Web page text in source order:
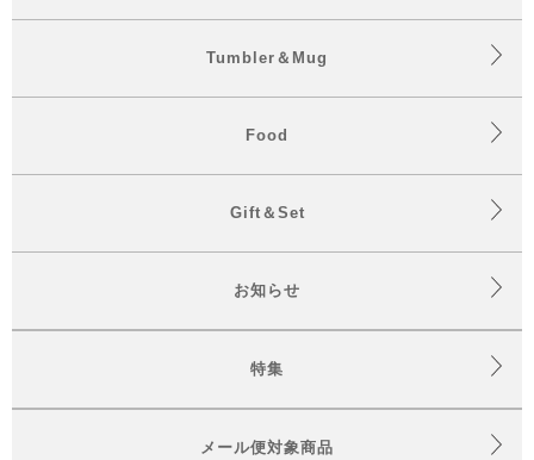
Tumbler＆Mug
Food
Gift＆Set
お知らせ
特集
メール便対象商品